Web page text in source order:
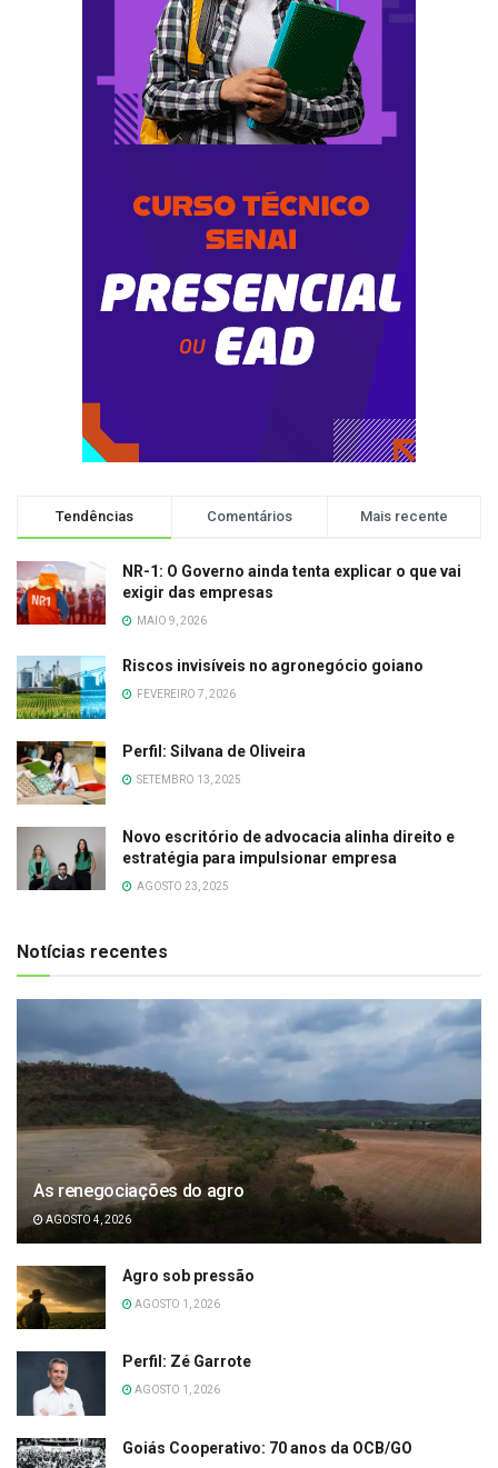
Tendências Comentários Mais recente
NR-1: O Governo ainda tenta explicar o que vai
exigir das empresas
MAIO 9, 2026
Riscos invisíveis no agronegócio goiano
FEVEREIRO 7, 2026
Perfil: Silvana de Oliveira
SETEMBRO 13, 2025
Novo escritório de advocacia alinha direito e
estratégia para impulsionar empresa
AGOSTO 23, 2025
Notícias recentes
As renegociações do agro
AGOSTO 4, 2026
Agro sob pressão
AGOSTO 1, 2026
Perfil: Zé Garrote
AGOSTO 1, 2026
Goiás Cooperativo: 70 anos da OCB/GO